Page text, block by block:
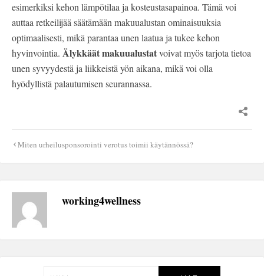
esimerkiksi kehon lämpötilaa ja kosteustasapainoa. Tämä voi
auttaa retkeilijää säätämään makuualustan ominaisuuksia
optimaalisesti, mikä parantaa unen laatua ja tukee kehon
hyvinvointia. Älykkäät makuualustatvoivat myös tarjota tietoa
unen syvyydestä ja liikkeistä yön aikana, mikä voi olla
hyödyllistä palautumisen seurannassa.
Artikkelien
Miten urheilusponsorointi verotus toimii käytännössä?
working4wellness